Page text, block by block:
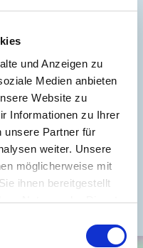
und Anzeigen zu
Medien anbieten
Website zu
Informationen zu Ihrer
unsere Partner für
weiter. Unsere
möglicherweise mit
ihnen bereitgestellt
Nutzung der Dienste
2035-06-11
ab dem 1.5.2014
1999
Wohngebäude
Fußbodenheizung
Gas